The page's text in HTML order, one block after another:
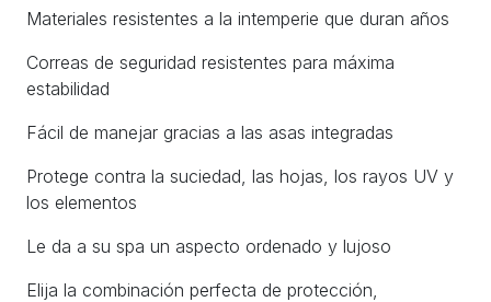
Materiales resistentes a la intemperie que duran años
Correas de seguridad resistentes para máxima
estabilidad
Fácil de manejar gracias a las asas integradas
Protege contra la suciedad, las hojas, los rayos UV y
los elementos
Le da a su spa un aspecto ordenado y lujoso
Elija la combinación perfecta de protección,